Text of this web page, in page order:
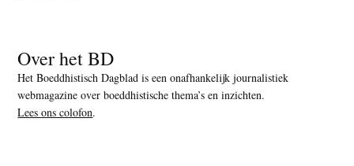
Over het BD
Het Boeddhistisch Dagblad is een onafhankelijk journalistiek
webmagazine over boeddhistische thema’s en inzichten.
Lees ons colofon.